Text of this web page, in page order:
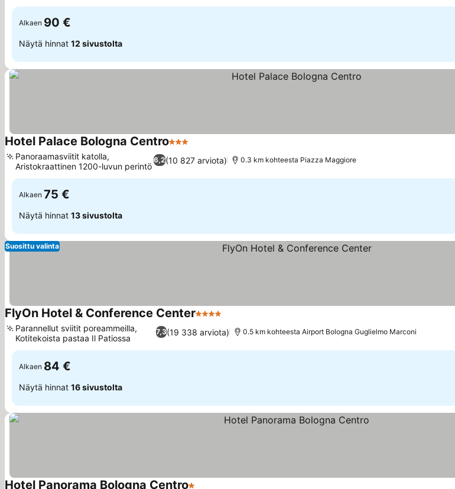
Alkaen 90 €
Näytä hinnat 12 sivustolta
Hotel Palace Bologna Centro3 Tähtiluokitus
6,2(10 827 arviota)
Panoraamasviitit katolla,
Aristokraattinen 1200-luvun perintö
0.3 km kohteesta Piazza Maggiore
Alkaen 75 €
Näytä hinnat 13 sivustolta
Suosittu valinta
FlyOn Hotel & Conference Center4 Tähtiluokitus
7,3(19 338 arviota)
Parannellut sviitit poreammeilla,
Kotitekoista pastaa Il Patiossa
0.5 km kohteesta Airport Bologna Guglielmo Marconi
Alkaen 84 €
Näytä hinnat 16 sivustolta
Hotel Panorama Bologna Centro